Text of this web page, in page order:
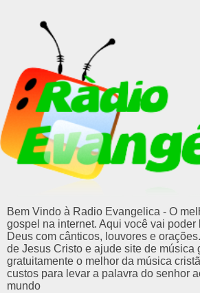
Bem Vindo à Radio Evangelica - O
gospel na internet. Aqui você vai poder
Deus com cânticos, louvores e
de Jesus Cristo e ajude site de música
gratuitamente o melhor da música
custos para levar a palavra do senhor
mundo